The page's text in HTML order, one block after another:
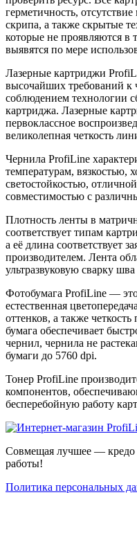
герметичность,
скрипа, а также скрытые
которые не проявляются в
выявятся по мере
Лазерные картриджи
высочайших требований к
соблюдением технологии
картриджа. Лазерные
первоклассное
великолепная четкость
Чернила ProfiLine
температурам, вязкостью,
светостойкостью,
совместимостью с
Плотность ленты в
соответствует типам
а её длина соответствует
производителем. Лента
ультразвуковую сварку
Фотобумага ProfiLine —
естественная
оттенков, а также
бумага обеспечивает
чернил, чернила не
бумаги до 5760 dpi.
Тонер ProfiLine
компонентов,
бесперебойную работу
Совмещая лучшее —
работы!
Политика персональных